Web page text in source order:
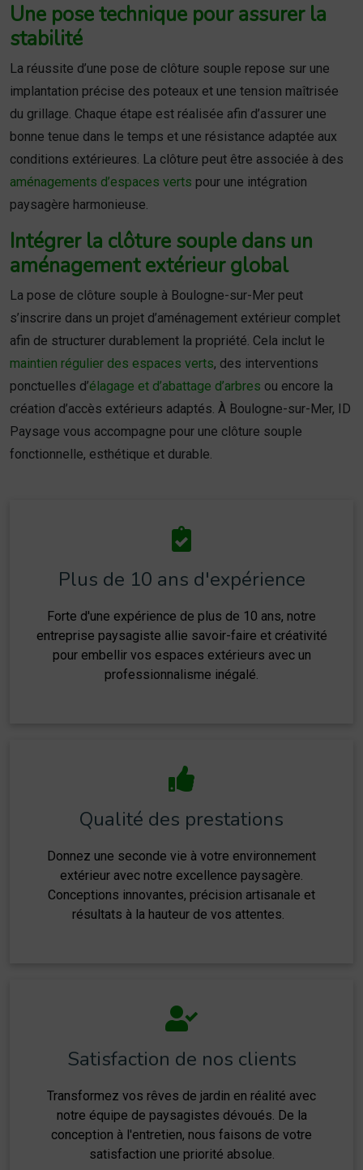
Une pose technique pour assurer la
stabilité
La réussite d’une pose de clôture souple repose sur une
implantation précise des poteaux et une tension maîtrisée
du grillage. Chaque étape est réalisée afin d’assurer une
bonne tenue dans le temps et une résistance adaptée aux
conditions extérieures. La clôture peut être associée à des
aménagements d’espaces verts pour une intégration
paysagère harmonieuse.
Intégrer la clôture souple dans un
aménagement extérieur global
La pose de clôture souple à Boulogne-sur-Mer peut
s’inscrire dans un projet d’aménagement extérieur complet
afin de structurer durablement la propriété. Cela inclut le
maintien régulier des espaces verts, des interventions
ponctuelles d’élagage et d’abattage d’arbres ou encore la
création d’accès extérieurs adaptés. À Boulogne-sur-Mer, ID
Paysage vous accompagne pour une clôture souple
fonctionnelle, esthétique et durable.
Plus de 10 ans d'expérience
Forte d'une expérience de plus de 10 ans, notre
entreprise paysagiste allie savoir-faire et créativité
pour embellir vos espaces extérieurs avec un
professionnalisme inégalé.
Qualité des prestations
Donnez une seconde vie à votre environnement
extérieur avec notre excellence paysagère.
Conceptions innovantes, précision artisanale et
résultats à la hauteur de vos attentes.
Satisfaction de nos clients
Transformez vos rêves de jardin en réalité avec
notre équipe de paysagistes dévoués. De la
conception à l'entretien, nous faisons de votre
satisfaction une priorité absolue.